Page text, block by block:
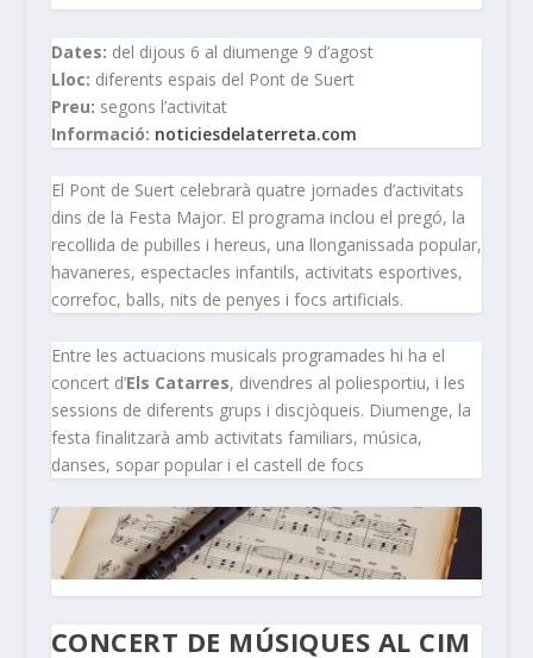
Dates: del dijous 6 al diumenge 9 d’agost
Lloc: diferents espais del Pont de Suert
Preu: segons l’activitat
Informació: noticiesdelaterreta.com
El Pont de Suert celebrarà quatre jornades d’activitats
dins de la Festa Major. El programa inclou el pregó, la
recollida de pubilles i hereus, una llonganissada popular,
havaneres, espectacles infantils, activitats esportives,
correfoc, balls, nits de penyes i focs artificials.
Entre les actuacions musicals programades hi ha el
concert d’Els Catarres, divendres al poliesportiu, i les
sessions de diferents grups i discjòqueis. Diumenge, la
festa finalitzarà amb activitats familiars, música,
danses, sopar popular i el castell de focs
CONCERT DE MÚSIQUES AL CIM